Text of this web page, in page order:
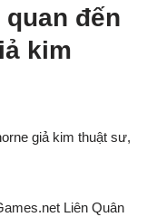
đến
kim
giả kim thuật sư,
Liên Quân